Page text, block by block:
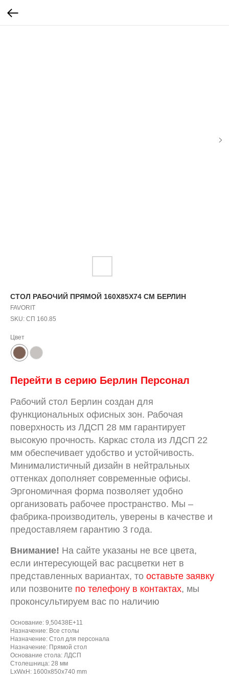
СТОЛ РАБОЧИЙ ПРЯМОЙ 160Х85Х74 СМ БЕРЛИН
FAVORIT
SKU: СП 160.85
Цвет
Перейти в серию Берлин Персонал
Рабочий стол Берлин создан для
функциональных офисных зон. Рабочая
поверхность из ЛДСП 28 мм гарантирует
высокую прочность. Каркас стола из ЛДСП 22
мм обеспечивает удобство и устойчивость.
Минималистичный дизайн в нейтральных
оттенках дополняет современные офисы.
Эргономичная форма позволяет удобно
организовать рабочее пространство. Мы –
фабрика-производитель, уверены в качестве и
предоставляем гарантию 3 года.
Внимание! На сайте указаны не все цвета,
если интересующей вас расцветки нет в
представленных вариантах, то оставьте заявку
или позвоните по телефону в контактах, мы
проконсультируем вас по наличию
Основание: 9,50438E+11
Назначение: Все столы
Назначение: Стол для персонала
Назначение: Прямой стол
Основание стола: ЛДСП
Столешница: 28 мм
LxWxH: 1600x850x740 mm